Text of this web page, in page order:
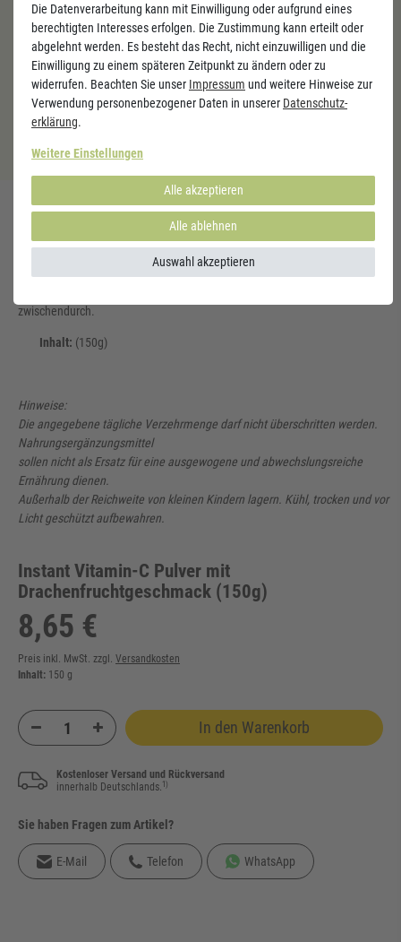
dieErhaltung
gesunder Haut
dieErhaltung
normaler Zähne
Ideal für alle, die Vitamin C ohne Tabletten
keine Kapseln oder Tabletten magst, ist dieses
angenehme & erfrischende Alternative
zwischendurch.
Inhalt: (150g)
Hinweise:
Die angegebene tägliche Verzehrmenge darf nicht überschritten werden.
Nahrungsergänzungsmittel
sollen nicht als Ersatz für eine ausgewogene und abwechslungsreiche
Ernährung dienen.
Außerhalb der Reichweite von kleinen Kindern lagern. Kühl, trocken und vor
Licht geschützt aufbewahren.
Instant Vitamin-C Pulver mit
Drachenfruchtgeschmack (150g)
8,65 €
Preis inkl. MwSt. zzgl. Versandkosten
Inhalt: 150 g
In den Warenkorb
Kostenloser Versand und Rückversand
innerhalb Deutschlands. 1)
Sie haben Fragen zum Artikel?
E-Mail Telefon WhatsApp
Die Datenverarbeitung kann mit Einwilligung oder aufgrund eines
berechtigten Interesses erfolgen. Die Zustimmung kann erteilt oder
abgelehnt werden. Es besteht das Recht, nicht einzuwilligen und die
Einwilligung zu einem späteren Zeitpunkt zu ändern oder zu
widerrufen. Beachten Sie unser Impressum und weitere Hinweise zur
Verwendung personenbezogener Daten in unserer Daten­schutz­
erklärung.
Weitere Einstellungen
Alle akzeptieren
Alle ablehnen
Auswahl akzeptieren